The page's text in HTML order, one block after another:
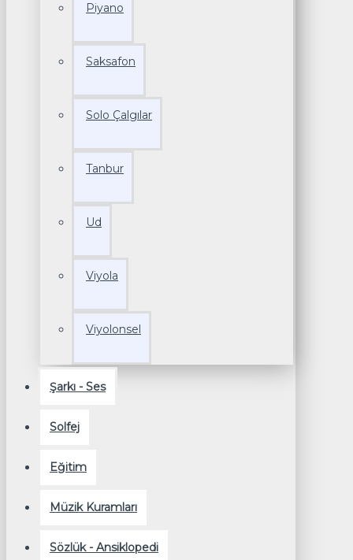
Piyano
Saksafon
Solo Çalgılar
Tanbur
Ud
Viyola
Viyolonsel
Şarkı - Ses
Solfej
Eğitim
Müzik Kuramları
Sözlük - Ansiklopedi